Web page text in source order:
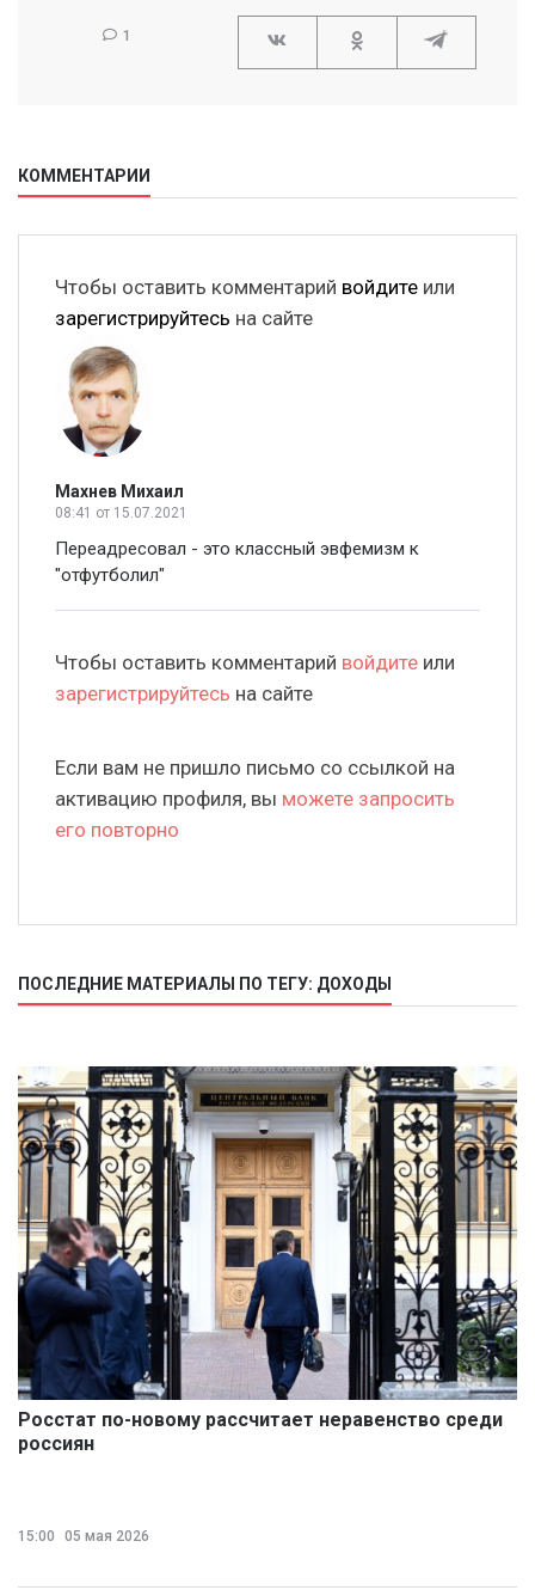
1
КОММЕНТАРИИ
Чтобы оставить комментарий войдите или
зарегистрируйтесь на сайте
Махнев Михаил
08:41 от 15.07.2021
Переадресовал - это классный эвфемизм к
"отфутболил"
Чтобы оставить комментарий войдите или
зарегистрируйтесь на сайте
Если вам не пришло письмо со ссылкой на
активацию профиля, вы можете запросить
его повторно
ПОСЛЕДНИЕ МАТЕРИАЛЫ ПО ТЕГУ: ДОХОДЫ
Росстат по-новому рассчитает неравенство среди
россиян
15:00 05 мая 2026